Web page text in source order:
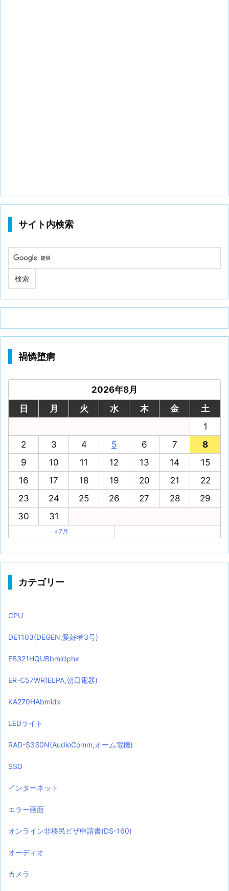
サイト内検索
禍憐堕痾
2026年8月
日
月 火 水 木 金
土
1
2
3 4 5 6 7
8
9
10 11 12 13 14
15
16
17 18 19 20 21
22
23
24 25 26 27 28
29
30
31
« 7月
カテゴリー
CPU
DE1103(DEGEN,愛好者3号)
EB321HQUBbmidphx
ER-C57WR(ELPA,朝日電器)
KA270HAbmidx
LEDライト
RAD-S330N(AudioComm,オーム電機)
SSD
インターネット
エラー画面
オンライン非移民ビザ申請書(DS-160)
オーディオ
カメラ